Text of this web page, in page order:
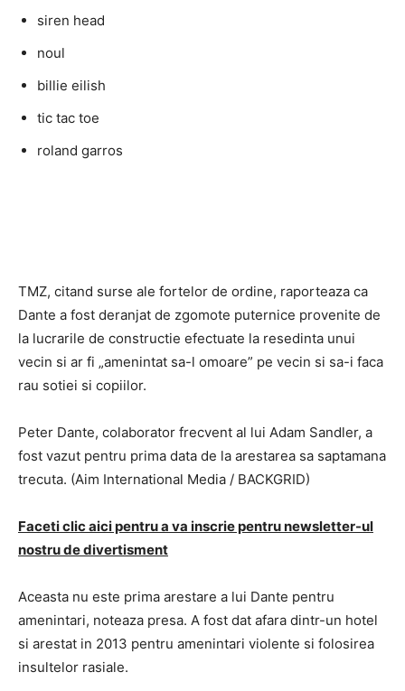
siren head
noul
billie eilish
tic tac toe
roland garros
TMZ, citand surse ale fortelor de ordine, raporteaza ca
Dante a fost deranjat de zgomote puternice provenite de
la lucrarile de constructie efectuate la resedinta unui
vecin si ar fi „amenintat sa-l omoare” pe vecin si sa-i faca
rau sotiei si copiilor.
Peter Dante, colaborator frecvent al lui Adam Sandler, a
fost vazut pentru prima data de la arestarea sa saptamana
trecuta. (Aim International Media / BACKGRID)
Faceti clic aici pentru a va inscrie pentru newsletter-ul
nostru de divertisment
Aceasta nu este prima arestare a lui Dante pentru
amenintari, noteaza presa. A fost dat afara dintr-un hotel
si arestat in 2013 pentru amenintari violente si folosirea
insultelor rasiale.